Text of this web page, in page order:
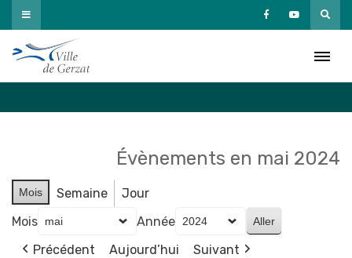
Passer
au
contenu
Évènements en mai 2024
Mois Semaine
Jour
Mois
Année
Précédent
Aujourd’hui Suivant